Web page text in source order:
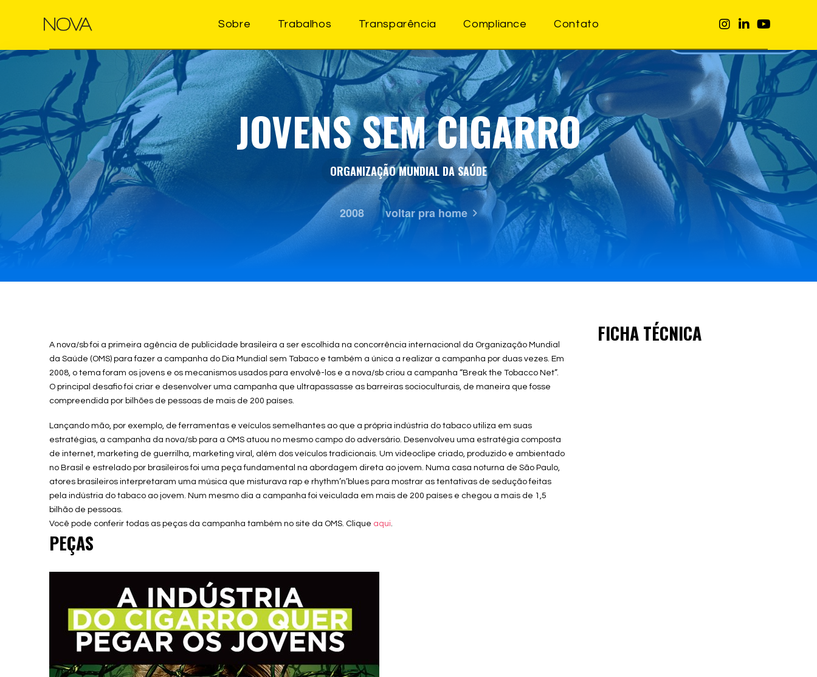
Sobre Trabalhos Transparência Compliance Contato
JOVENS SEM CIGARRO
ORGANIZAÇÃO MUNDIAL DA SAÚDE
2008 voltar pra home
A nova/sb foi a primeira agência de publicidade brasileira a ser escolhida na concorrência internacional da Organização Mundial
da Saúde (OMS) para fazer a campanha do Dia Mundial sem Tabaco e também a única a realizar a campanha por duas vezes. Em
2008, o tema foram os jovens e os mecanismos usados para envolvê-los e a nova/sb criou a campanha “Break the Tobacco Net”.
O principal desafio foi criar e desenvolver uma campanha que ultrapassasse as barreiras socioculturais, de maneira que fosse
compreendida por bilhões de pessoas de mais de 200 países.
Lançando mão, por exemplo, de ferramentas e veículos semelhantes ao que a própria indústria do tabaco utiliza em suas
estratégias, a campanha da nova/sb para a OMS atuou no mesmo campo do adversário. Desenvolveu uma estratégia composta
de internet, marketing de guerrilha, marketing viral, além dos veículos tradicionais. Um videoclipe criado, produzido e ambientado
no Brasil e estrelado por brasileiros foi uma peça fundamental na abordagem direta ao jovem. Numa casa noturna de São Paulo,
atores brasileiros interpretaram uma música que misturava rap e rhythm’n’blues para mostrar as tentativas de sedução feitas
pela indústria do tabaco ao jovem. Num mesmo dia a campanha foi veiculada em mais de 200 países e chegou a mais de 1,5
bilhão de pessoas.
Você pode conferir todas as peças da campanha também no site da OMS. Clique aqui.
PEÇAS
FICHA TÉCNICA